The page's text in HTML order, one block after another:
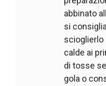
abbinato
si
scioglierlo
calde ai
di tosse
gola o